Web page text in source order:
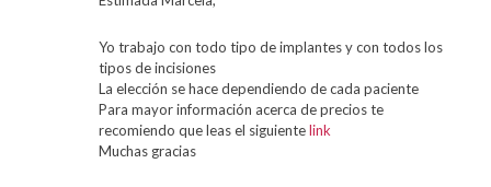
Yo trabajo con todo tipo de implantes y con todos los
tipos de incisiones
La elección se hace dependiendo de cada paciente
Para mayor información acerca de precios te
recomiendo que leas el siguientelink
Muchas gracias